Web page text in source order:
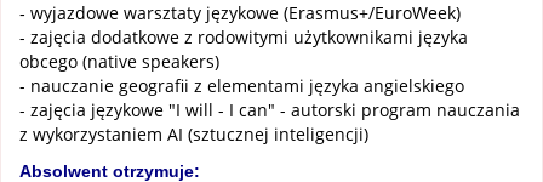
- wyjazdowe warsztaty językowe (Erasmus+/EuroWeek)
- zajęcia dodatkowe z rodowitymi użytkownikami języka
obcego (native speakers)
- nauczanie geografii z elementami języka angielskiego
- zajęcia językowe "I will - I can" - autorski program nauczania
z wykorzystaniem AI (sztucznej inteligencji)
Absolwent otrzymuje: